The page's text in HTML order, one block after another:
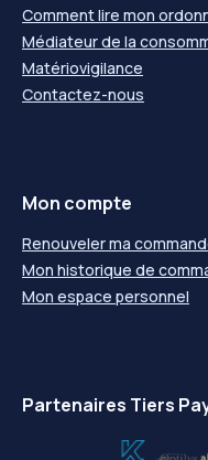
Comment lire mon
Médiateur de la
Matériovigilance
Contactez-nous
Mon compte
Renouveler ma
Mon historique de
Mon espace personnel
Partenaires Tiers